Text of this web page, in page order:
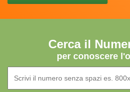
Cerca il
per conoscere